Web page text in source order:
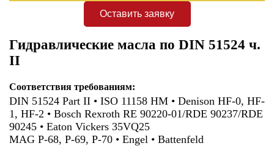
Оставить заявку
Гидравлические масла по DIN 51524 ч.
II
Соответствия требованиям:
DIN 51524 Part II • ISO 11158 HM • Denison HF-0, HF-
1, HF-2 • Bosсh Rexroth RE 90220-01/RDE 90237/RDE
90245 • Eaton Vickers 35VQ25
MAG P-68, P-69, P-70 • Engel • Battenfeld